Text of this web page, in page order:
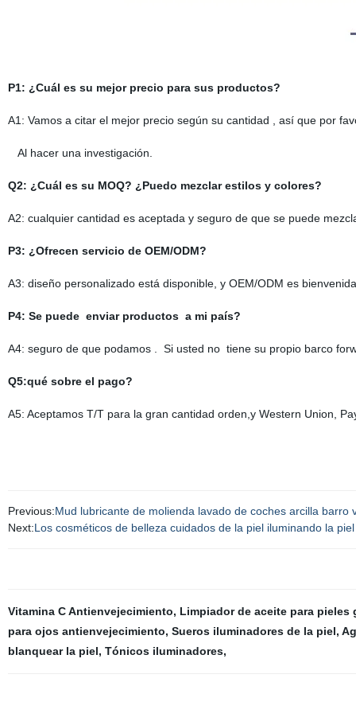
P1: ¿Cuál es su mejor precio para sus productos?
A1: Vamos a citar el mejor precio según su cantidad , así que por
Al hacer una investigación.
Q2: ¿Cuál es su MOQ? ¿Puedo mezclar estilos y colores?
A2: cualquier cantidad es aceptada y seguro de que se puede
P3: ¿Ofrecen servicio de OEM/ODM?
A3: diseño personalizado está disponible, y OEM/ODM es
P4: Se puede enviar productos a mi país?
A4: seguro de que podamos . Si usted no tiene su propio barco
Q5:qué sobre el pago?
A5: Aceptamos T/T para la gran cantidad orden,y Western Union,
Previous:Mud lubricante de molienda lavado de coches arcilla barro
Next:Los cosméticos de belleza cuidados de la piel iluminando la
Vitamina C Antienvejecimiento, Limpiador de aceite para pieles
para ojos antienvejecimiento, Sueros iluminadores de la piel,
blanquear la piel, Tónicos iluminadores,